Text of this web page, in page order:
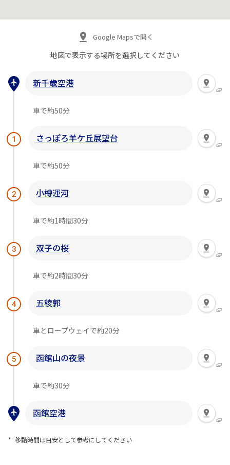
Google Mapsで開く
地図で表示する場所を選択してください
新千歳空港
車で約50分
1 さっぽろ羊ケ丘展望台
車で約50分
2 小樽運河
車で約1時間30分
3 双子の桜
車で約2時間30分
4 五稜郭
車とロープウェイで約20分
5 函館山の夜景
車で約30分
函館空港
移動時間は目安として参考にしてください